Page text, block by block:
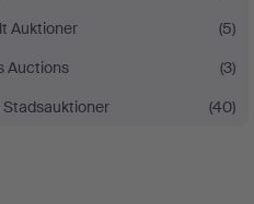
Auktioner
(5)
Auctions
(3)
Stadsauktioner
(40)